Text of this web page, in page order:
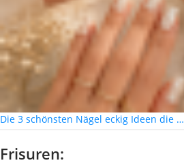
Die 3 schönsten Nägel eckig Ideen die …
Frisuren: